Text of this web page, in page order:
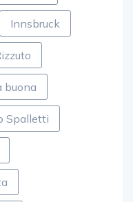
Innsbruck
buona
Spalletti